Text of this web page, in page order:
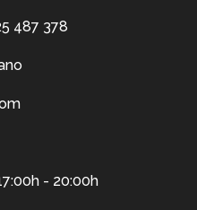
487 378
- 20:00h